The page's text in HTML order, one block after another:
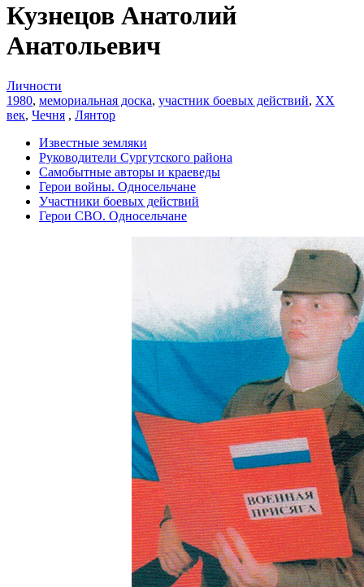
Кузнецов Анатолий
Анатольевич
Личности
1980, мемориальная доска, участник боевых действий, ХХ
век, Чечня , Лянтор
Известные земляки
Руководители Сургутского района
Самобытные авторы и краеведы
Герои войны. Односельчане
Участники боевых действий
Герои СВО. Односельчане